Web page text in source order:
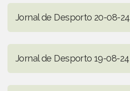
Jornal de Desporto 20-08-24
Jornal de Desporto 19-08-24